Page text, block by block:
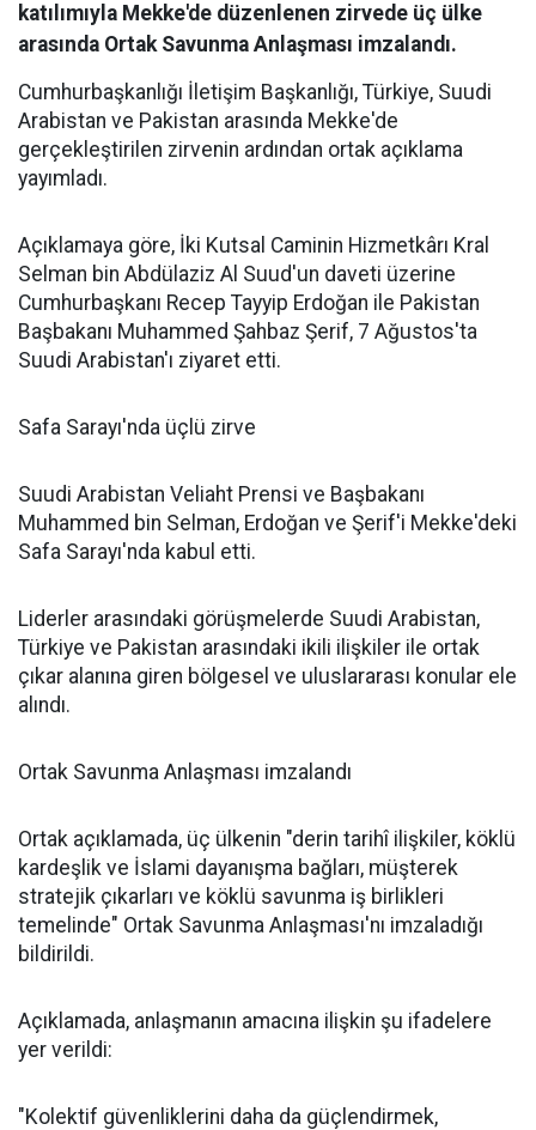
katılımıyla Mekke'de düzenlenen zirvede üç ülke
arasında Ortak Savunma Anlaşması imzalandı.
Cumhurbaşkanlığı İletişim Başkanlığı, Türkiye, Suudi
Arabistan ve Pakistan arasında Mekke'de
gerçekleştirilen zirvenin ardından ortak açıklama
yayımladı.
Açıklamaya göre, İki Kutsal Caminin Hizmetkârı Kral
Selman bin Abdülaziz Al Suud'un daveti üzerine
Cumhurbaşkanı Recep Tayyip Erdoğan ile Pakistan
Başbakanı Muhammed Şahbaz Şerif, 7 Ağustos'ta
Suudi Arabistan'ı ziyaret etti.
Safa Sarayı'nda üçlü zirve
Suudi Arabistan Veliaht Prensi ve Başbakanı
Muhammed bin Selman, Erdoğan ve Şerif'i Mekke'deki
Safa Sarayı'nda kabul etti.
Liderler arasındaki görüşmelerde Suudi Arabistan,
Türkiye ve Pakistan arasındaki ikili ilişkiler ile ortak
çıkar alanına giren bölgesel ve uluslararası konular ele
alındı.
Ortak Savunma Anlaşması imzalandı
Ortak açıklamada, üç ülkenin "derin tarihî ilişkiler, köklü
kardeşlik ve İslami dayanışma bağları, müşterek
stratejik çıkarları ve köklü savunma iş birlikleri
temelinde" Ortak Savunma Anlaşması'nı imzaladığı
bildirildi.
Açıklamada, anlaşmanın amacına ilişkin şu ifadelere
yer verildi:
"Kolektif güvenliklerini daha da güçlendirmek,